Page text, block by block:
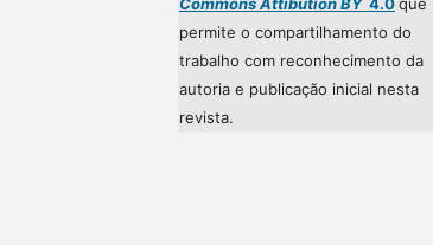
permite o compartilhamento do
trabalho com reconhecimento da
autoria e publicação inicial nesta
revista.